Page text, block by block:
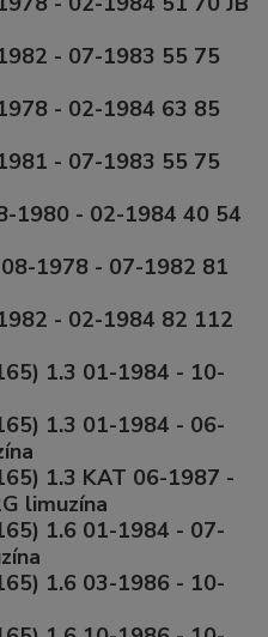
- 07-1983 55 75
- 02-1984 63 85
- 07-1983 55 75
1980 - 02-1984 40 54
1978 - 07-1982 81
- 02-1984 82 112
1.3 01-1984 - 10-
1.3 01-1984 - 06-
1.3 KAT 06-1987 -
limuzína
1.6 01-1984 - 07-
1.6 03-1986 - 10-